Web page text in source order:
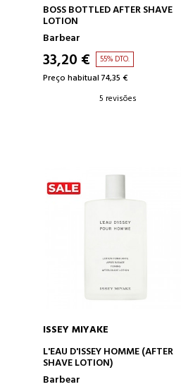
ADICIONAR AO CARRINHO
BOSS BOTTLED AFTER SHAVE
LOTION
Barbear
33,20 € 55% DTO.
Preço habitual 74,35 €
5 revisões
ADICIONAR AO CARRINHO
ISSEY MIYAKE
L'EAU D'ISSEY HOMME (AFTER
SHAVE LOTION)
Barbear